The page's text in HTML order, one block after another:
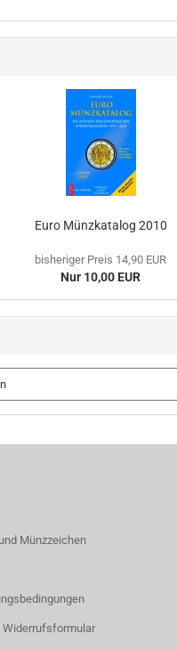
Euro Münz­ka­ta­log 2010
bisheriger Preis 14,90 EUR
Nur 10,00 EUR
Münzzeichen